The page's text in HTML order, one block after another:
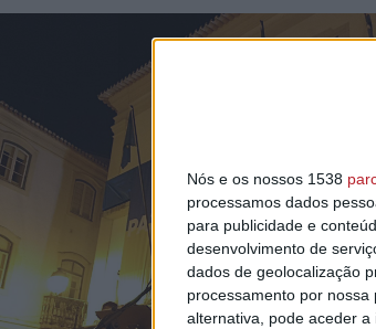
Nós e os nossos 1538
processamos dados
para publicidade e
desenvolvimento de
dados de geolocalização
processamento por
alternativa, pode aceder